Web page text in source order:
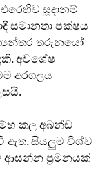
සූදානම්
සමානතා පක්ෂය
තරුනයෝ
අවශේෂ
අරගලය
කල අඛන්ඩ
ඇත. සියලුම විශ්ව
ආසන්න ප්‍රමනයක්